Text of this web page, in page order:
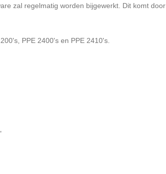
zal regelmatig worden bijgewerkt. Dit komt door
PPE 2400's en PPE 2410's.